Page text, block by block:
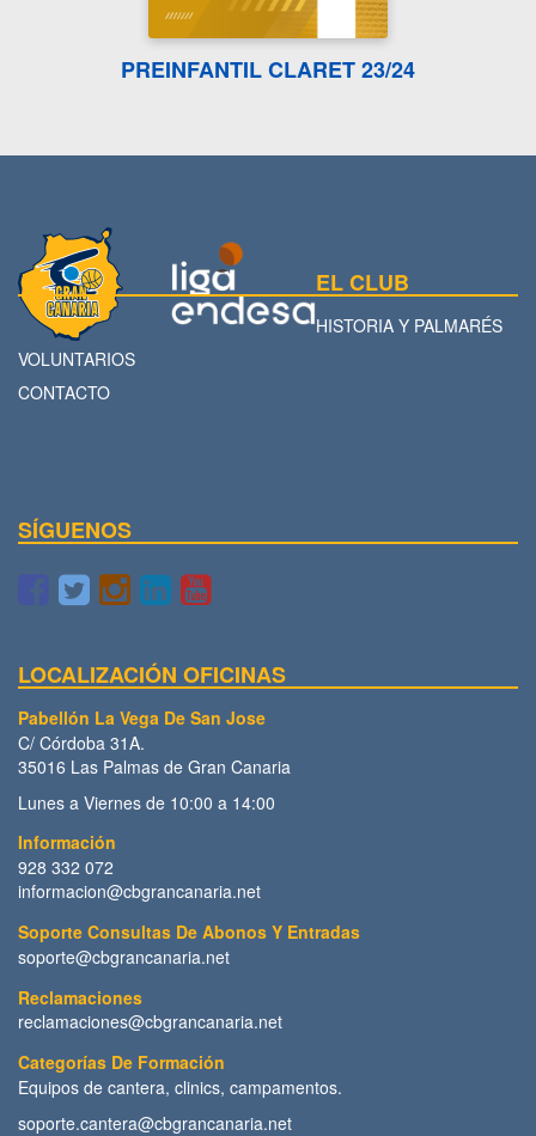
PREINFANTIL CLARET 23/24
EL CLUB
HISTORIA Y PALMARÉS
VOLUNTARIOS
CONTACTO
SÍGUENOS
LOCALIZACIÓN OFICINAS
Pabellón La Vega De San Jose
C/ Córdoba 31A.
35016 Las Palmas de Gran Canaria
Lunes a Viernes de 10:00 a 14:00
Información
928 332 072
informacion@cbgrancanaria.net
Soporte Consultas De Abonos Y Entradas
soporte@cbgrancanaria.net
Reclamaciones
reclamaciones@cbgrancanaria.net
Categorías De Formación
Equipos de cantera, clinics, campamentos.
soporte.cantera@cbgrancanaria.net